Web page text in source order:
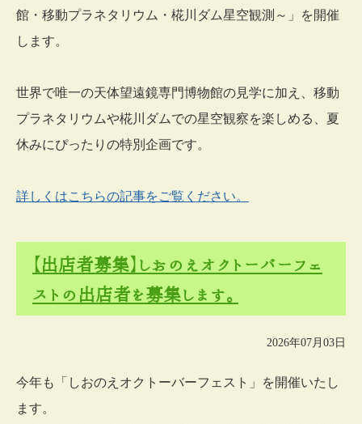
館・移動プラネタリウム・椛川ダム星空観測～」を開催
します。
世界で唯一の天体望遠鏡専門博物館の見学に加え、移動
プラネタリウムや椛川ダムでの星空観察を楽しめる、夏
休みにぴったりの特別企画です。
詳しくはこちらの記事をご覧ください。
【出店者募集】しおのえオクトーバーフェ
ストの出店者を募集します。
2026年07月03日
今年も「しおのえオクトーバーフェスト」を開催いたし
ます。